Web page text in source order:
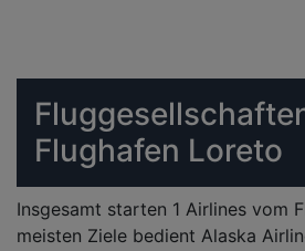
Flughafen Loreto
Insgesamt starten 1 Airlines vom
meisten Ziele bedient Alaska